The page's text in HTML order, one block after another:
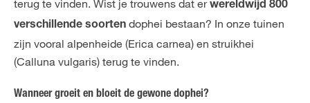
terug te vinden. Wist je trouwens dat erwereldwijd 800
verschillende soorten dophei bestaan? In onze tuinen
zijn vooral alpenheide (Erica carnea) en struikhei
(Calluna vulgaris) terug te vinden.
Wanneer groeit en bloeit de gewone dophei?